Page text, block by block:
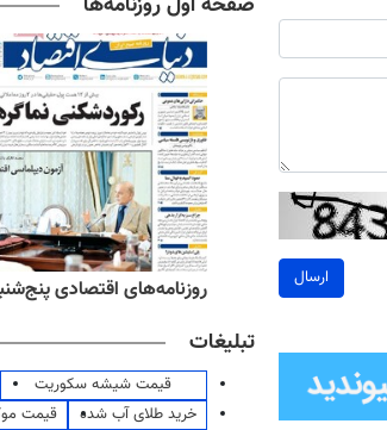
ارسال روزنامه‌های اقتصادی پنج‌شنبه ۱۵ مرداد
تبلیغات
قیمت شیشه سکوریت
خرید طلای آب شده
قیمت